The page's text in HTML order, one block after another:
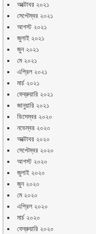
অক্টোবর ২০২১
সেপ্টেম্বর ২০২১
আগস্ট ২০২১
জুলাই ২০২১
জুন ২০২১
মে ২০২১
এপ্রিল ২০২১
মার্চ ২০২১
ফেব্রুয়ারি ২০২১
জানুয়ারি ২০২১
ডিসেম্বর ২০২০
নভেম্বর ২০২০
অক্টোবর ২০২০
সেপ্টেম্বর ২০২০
আগস্ট ২০২০
জুলাই ২০২০
জুন ২০২০
মে ২০২০
এপ্রিল ২০২০
মার্চ ২০২০
ফেব্রুয়ারি ২০২০